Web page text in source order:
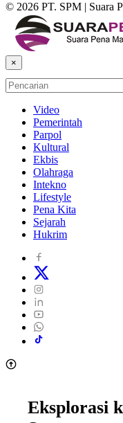
© 2026 PT. SPM | Suara
×
Video
Pemerintah
Parpol
Kultural
Ekbis
Olahraga
Intekno
Lifestyle
Pena Kita
Sejarah
Hukrim
Eksplorasi